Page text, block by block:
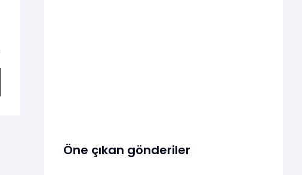
Öne çıkan gönderiler